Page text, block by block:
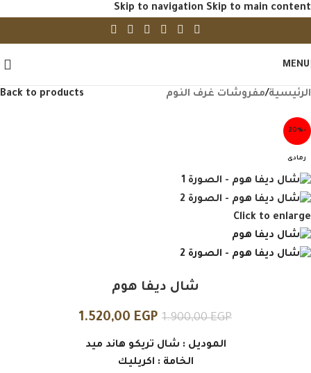
Skip to navigation Skip to main content
MENU
الرئيسية/مفروشات غرف النوم Back to products
-20%
رمادى
Click to enlarge
شال ديفا هوم
1.900,00EGP
1.520,00 EGP
الموديل : شال تريكو هاند ميد
الخامة : اكريليك